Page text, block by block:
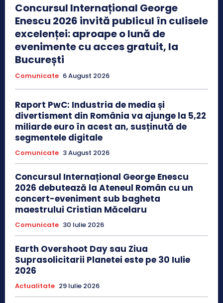
Concursul Internațional George
Enescu 2026 invită publicul în culisele
excelenței: aproape o lună de
evenimente cu acces gratuit, la
București
Comunicate 6 August 2026
Raport PwC: Industria de media și
divertisment din România va ajunge la 5,22
miliarde euro în acest an, susținută de
segmentele digitale
Comunicate 3 August 2026
Concursul Internațional George Enescu
2026 debutează la Ateneul Român cu un
concert-eveniment sub bagheta
maestrului Cristian Măcelaru
Comunicate 30 Iulie 2026
Earth Overshoot Day sau Ziua
Suprasolicitarii Planetei este pe 30 Iulie
2026
Actualitate 29 Iulie 2026